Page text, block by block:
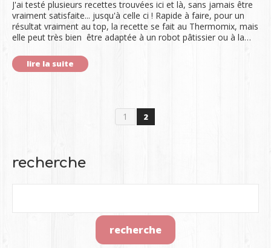
J'ai testé plusieurs recettes trouvées ici et là, sans jamais être
vraiment satisfaite... jusqu'à celle ci ! Rapide à faire, pour un
résultat vraiment au top, la recette se fait au Thermomix, mais
elle peut très bien être adaptée à un robot pâtissier ou à la…
lire la suite
1 2
recherche